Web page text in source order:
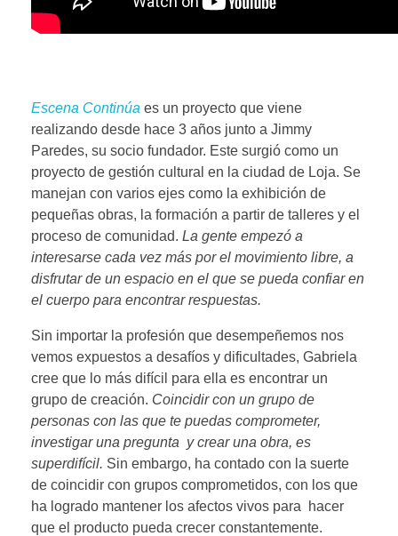
Escena Continúa es un proyecto que viene
realizando desde hace 3 años junto a Jimmy
Paredes, su socio fundador. Este surgió como un
proyecto de gestión cultural en la ciudad de Loja. Se
manejan con varios ejes como la exhibición de
pequeñas obras, la formación a partir de talleres y el
proceso de comunidad. La gente empezó a
interesarse cada vez más por el movimiento libre, a
disfrutar de un espacio en el que se pueda confiar en
el cuerpo para encontrar respuestas.
Sin importar la profesión que desempeñemos nos
vemos expuestos a desafíos y dificultades, Gabriela
cree que lo más difícil para ella es encontrar un
grupo de creación. Coincidir con un grupo de
personas con las que te puedas comprometer,
investigar una pregunta y crear una obra, es
superdifícil. Sin embargo, ha contado con la suerte
de coincidir con grupos comprometidos, con los que
ha logrado mantener los afectos vivos para hacer
que el producto pueda crecer constantemente.